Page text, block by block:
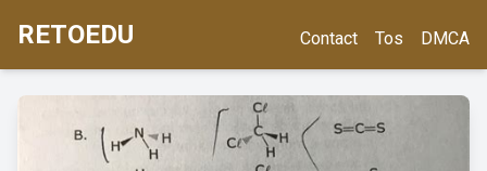
RETOEDU Contact Tos DMCA